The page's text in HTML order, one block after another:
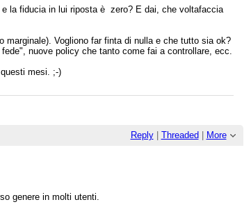
la fiducia in lui riposta è zero? E dai, che voltafaccia
Vogliono far finta di nulla e che tutto sia ok?
nuove policy che tanto come fai a controllare, ecc.
mesi. ;-)
Reply| Threaded More
genere in molti utenti.